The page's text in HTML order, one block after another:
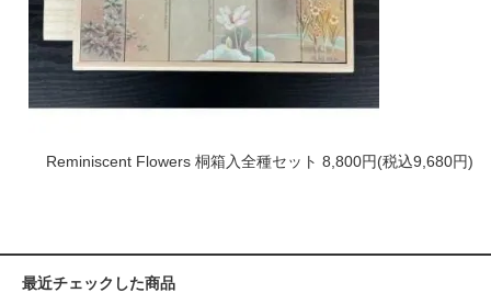
Reminiscent Flowers 桐箱入全種セット 8,800円(税込9,680円)
最近チェックした商品